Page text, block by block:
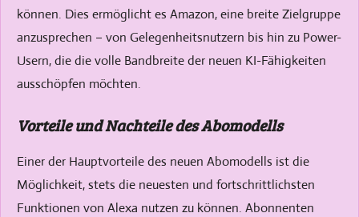
können. Dies ermöglicht es Amazon, eine breite Zielgruppe
anzusprechen – von Gelegenheitsnutzern bis hin zu Power-
Usern, die die volle Bandbreite der neuen KI-Fähigkeiten
ausschöpfen möchten.
Vorteile und Nachteile des Abomodells
Einer der Hauptvorteile des neuen Abomodells ist die
Möglichkeit, stets die neuesten und fortschrittlichsten
Funktionen von Alexa nutzen zu können. Abonnenten